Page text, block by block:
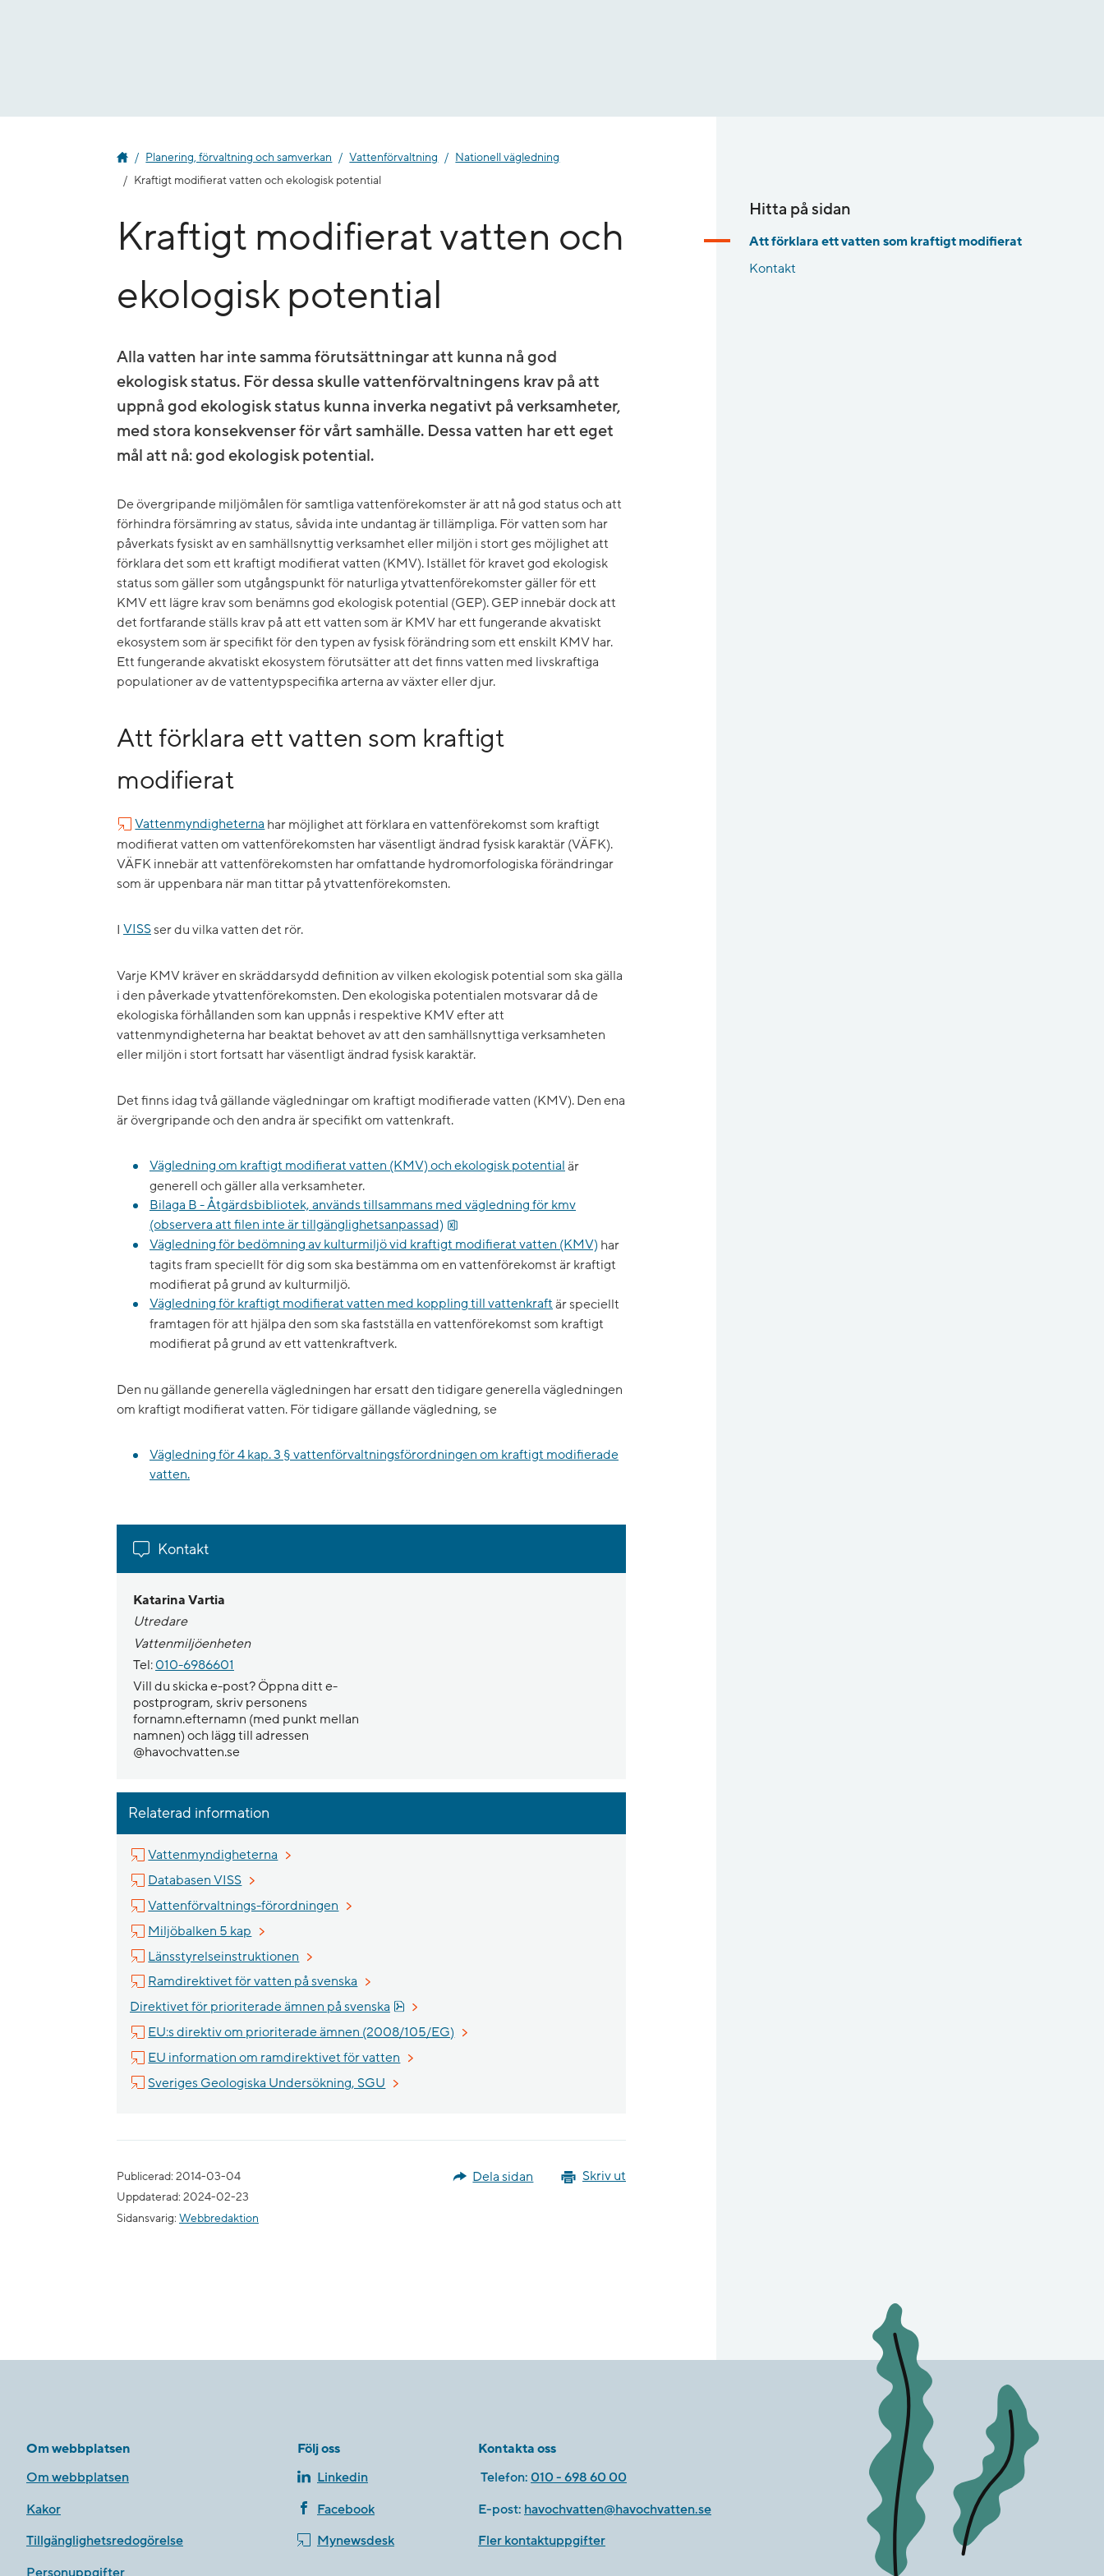
Planering, förvaltning och samverkan Vattenförvaltning
Nationell vägledning
Kraftigt modifierat vatten och ekologisk potential
Kraftigt modifierat vatten och
ekologisk potential
Alla vatten har inte samma förutsättningar att kunna nå god
ekologisk status. För dessa skulle vattenförvaltningens krav på att
uppnå god ekologisk status kunna inverka negativt på verksamheter,
med stora konsekvenser för vårt samhälle. Dessa vatten har ett eget
mål att nå: god ekologisk potential.
De övergripande miljömålen för samtliga vattenförekomster är att nå god status och att
förhindra försämring av status, såvida inte undantag är tillämpliga. För vatten som har
påverkats fysiskt av en samhällsnyttig verksamhet eller miljön i stort ges möjlighet att
förklara det som ett kraftigt modifierat vatten (KMV). Istället för kravet god ekologisk
status som gäller som utgångspunkt för naturliga ytvattenförekomster gäller för ett
KMV ett lägre krav som benämns god ekologisk potential (GEP). GEP innebär dock att
det fortfarande ställs krav på att ett vatten som är KMV har ett fungerande akvatiskt
ekosystem som är specifikt för den typen av fysisk förändring som ett enskilt KMV har.
Ett fungerande akvatiskt ekosystem förutsätter att det finns vatten med livskraftiga
populationer av de vattentypspecifika arterna av växter eller djur.
Att förklara ett vatten som kraftigt
modifierat
Vattenmyndigheterna har möjlighet att förklara en vattenförekomst som kraftigt
modifierat vatten om vattenförekomsten har väsentligt ändrad fysisk karaktär (VÄFK).
VÄFK innebär att vattenförekomsten har omfattande hydromorfologiska förändringar
som är uppenbara när man tittar på ytvattenförekomsten.
I VISSser du vilka vatten det rör.
Varje KMV kräver en skräddarsydd definition av vilken ekologisk potential som ska gälla
i den påverkade ytvattenförekomsten. Den ekologiska potentialen motsvarar då de
ekologiska förhållanden som kan uppnås i respektive KMV efter att
vattenmyndigheterna har beaktat behovet av att den samhällsnyttiga verksamheten
eller miljön i stort fortsatt har väsentligt ändrad fysisk karaktär.
Det finns idag två gällande vägledningar om kraftigt modifierade vatten (KMV). Den ena
är övergripande och den andra är specifikt om vattenkraft.
Vägledning om kraftigt modifierat vatten (KMV) och ekologisk potential är
generell och gäller alla verksamheter.
Bilaga B - Åtgärdsbibliotek, används tillsammans med vägledning för kmv
(observera att filen inte är tillgänglighetsanpassad)
Vägledning för bedömning av kulturmiljö vid kraftigt modifierat vatten (KMV) har
tagits fram speciellt för dig som ska bestämma om en vattenförekomst är kraftigt
modifierat på grund av kulturmiljö.
Vägledning för kraftigt modifierat vatten med koppling till vattenkraftär speciellt
framtagen för att hjälpa den som ska fastställa en vattenförekomst som kraftigt
modifierat på grund av ett vattenkraftverk.
Den nu gällande generella vägledningen har ersatt den tidigare generella vägledningen
om kraftigt modifierat vatten. För tidigare gällande vägledning, se
Vägledning för 4 kap. 3 § vattenförvaltningsförordningen om kraftigt modifierade
vatten.
Kontakt
Katarina Vartia
Utredare
Vattenmiljöenheten
Tel: 010-6986601
Vill du skicka e-post? Öppna ditt e-
postprogram, skriv personens
fornamn.efternamn (med punkt mellan
namnen) och lägg till adressen
@havochvatten.se
Relaterad information
Vattenmyndigheterna Länk till annan webbplats, öppnas i nytt fönster.
Databasen VISSLänk till annan webbplats, öppnas i nytt fönster.
Vattenförvaltnings-förordningen Länk till annan webbplats, öppnas i nytt fönster.
Miljöbalken 5 kap Länk till annan webbplats.
Länsstyrelseinstruktionen Länk till annan webbplats.
Ramdirektivet för vatten på svenska Länk till annan webbplats, öppnas i nytt fönster.
Direktivet för prioriterade ämnen på svenska
Pdf, 927.1 kB, öppnas i nytt fönster.
EU:s direktiv om prioriterade ämnen (2008/105/EG) Länk till annan webbplats, öppnas i nytt fönster.
EU information om ramdirektivet för vatten Länk till annan webbplats.
Sveriges Geologiska Undersökning, SGU Länk till annan webbplats, öppnas i nytt fönster.
Publicerad: 2014-03-04
Uppdaterad: 2024-02-23
Sidansvarig: Webbredaktion
Skriv ut
Dela sidan
Hitta på sidan
Att förklara ett vatten som kraftigt modifierat
Kontakt
Om webbplatsen
Om webbplatsen
Kakor
Tillgänglighetsredogörelse
Personuppgifter
Följ oss
Linkedin
Facebook
Mynewsdesk
Kontakta oss
Telefon: 010 - 698 60 00
E-post: havochvatten@havochvatten.se
Fler kontaktuppgifter